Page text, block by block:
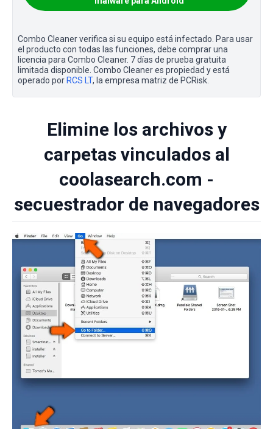
Combo Cleaner verifica si su equipo está infectado. Para usar
el producto con todas las funciones, debe comprar una
licencia para Combo Cleaner. 7 días de prueba gratuita
limitada disponible. Combo Cleaner es propiedad y está
operado por RCS LT, la empresa matriz de PCRisk.
Elimine los archivos y
carpetas vinculados al
coolasearch.com -
secuestrador de navegadores